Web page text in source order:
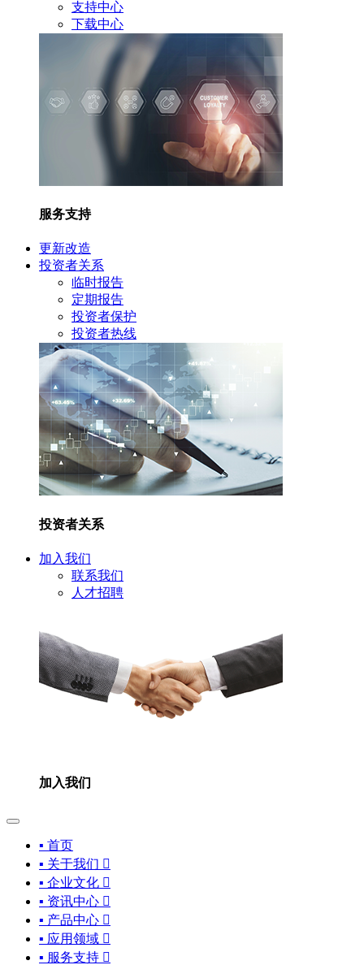
支持中心
下载中心
服务支持
更新改造
投资者关系
临时报告
定期报告
投资者保护
投资者热线
投资者关系
加入我们
联系我们
人才招聘
加入我们
▪ 首页
▪ 关于我们 
▪ 企业文化 
▪ 资讯中心 
▪ 产品中心 
▪ 应用领域 
▪ 服务支持 